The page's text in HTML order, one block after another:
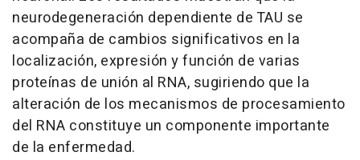
neurodegeneración dependiente de TAU se
acompaña de cambios significativos en la
localización, expresión y función de varias
proteínas de unión al RNA, sugiriendo que la
alteración de los mecanismos de procesamiento
del RNA constituye un componente importante
de la enfermedad.